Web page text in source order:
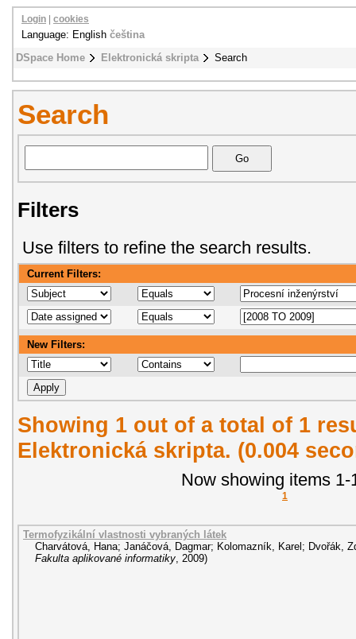
DSpace Home Elektronická skripta Search
Login cookies
Language: English čeština
Search
Filters
Use filters to refine the search results.
Current Filters:
New Filters:
Showing 1 out of a total of 1
Elektronická skripta. (0.004
Now showing items 1-
1
Termofyzikální vlastnosti vybraných látek
Charvátová, Hana; Janáčová, Dagmar; Kolomazník, Karel ; Dvořák,
Fakulta aplikované informatiky 2009)